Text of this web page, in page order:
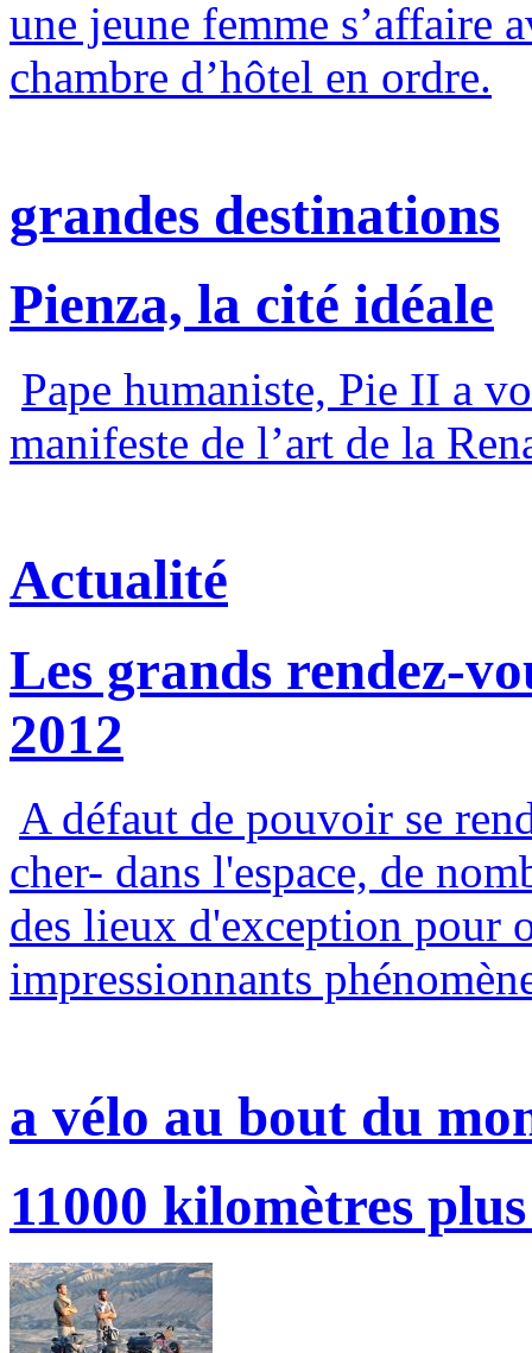
une jeune femme s’affaire
chambre d’hôtel en ordre.
grandes destinations
Pienza, la cité idéale
Pape humaniste, Pie II a
manifeste de l’art de la
Actualité
Les grands rendez-
2012
A défaut de pouvoir se
cher- dans l'espace, de
des lieux d'exception pour
impressionnants
a vélo au bout du
11000 kilomètres